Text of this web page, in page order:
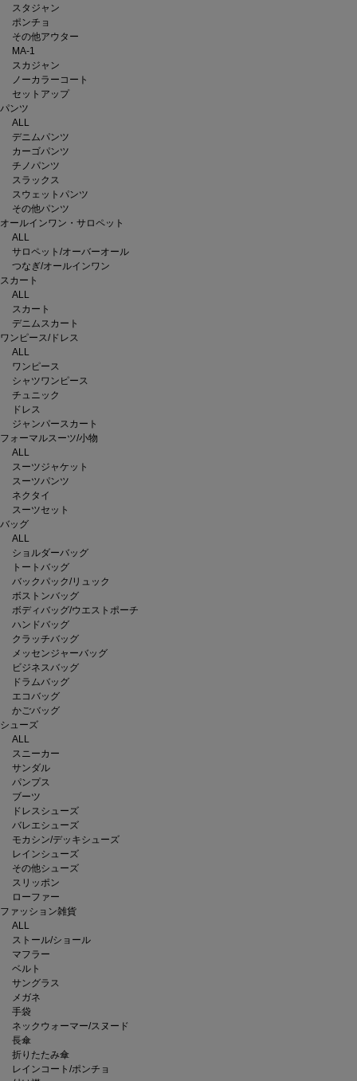
スタジャン
ポンチョ
その他アウター
MA-1
スカジャン
ノーカラーコート
セットアップ
パンツ
ALL
デニムパンツ
カーゴパンツ
チノパンツ
スラックス
スウェットパンツ
その他パンツ
オールインワン・サロペット
ALL
サロペット/オーバーオール
つなぎ/オールインワン
スカート
ALL
スカート
デニムスカート
ワンピース/ドレス
ALL
ワンピース
シャツワンピース
チュニック
ドレス
ジャンパースカート
フォーマルスーツ/小物
ALL
スーツジャケット
スーツパンツ
ネクタイ
スーツセット
バッグ
ALL
ショルダーバッグ
トートバッグ
バックパック/リュック
ボストンバッグ
ボディバッグ/ウエストポーチ
ハンドバッグ
クラッチバッグ
メッセンジャーバッグ
ビジネスバッグ
ドラムバッグ
エコバッグ
かごバッグ
シューズ
ALL
スニーカー
サンダル
パンプス
ブーツ
ドレスシューズ
バレエシューズ
モカシン/デッキシューズ
レインシューズ
その他シューズ
スリッポン
ローファー
ファッション雑貨
ALL
ストール/ショール
マフラー
ベルト
サングラス
メガネ
手袋
ネックウォーマー/スヌード
長傘
折りたたみ傘
レインコート/ポンチョ